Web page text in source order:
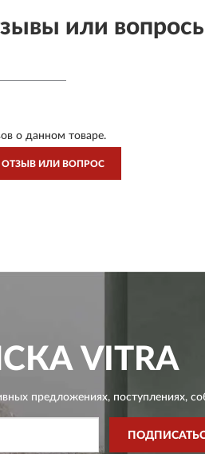
или
о данном товаре.
ОТЗЫВ ИЛИ ВОПРОС
VITRA
предложениях,поступлениях,